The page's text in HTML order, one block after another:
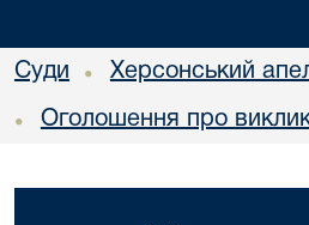
Суди • Херсонський
• Оголошення про